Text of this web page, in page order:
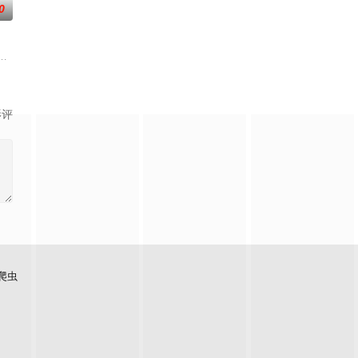
爸爸当家”生活。新一季从四大
的直播比拼中高能开唱，演绎各国音乐风情、展现各自文化底蕴，以超水
故事，汇聚来自全国各地脱口秀俱乐部的优秀单口喜剧演员和漫才组合。每
虫